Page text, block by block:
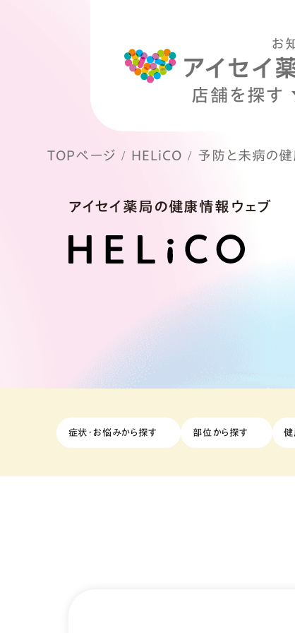
お
店舗を探す
TOPページ HELiCO 予防と未病の
アイセイ薬局の健康情報ウェブ
症状・お悩みから探す 部位から探す 健